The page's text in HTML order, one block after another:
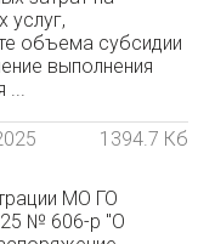
услуг,
объема субсидии
выполнения
...
1394.7 Кб
МО ГО
№ 606-р "О